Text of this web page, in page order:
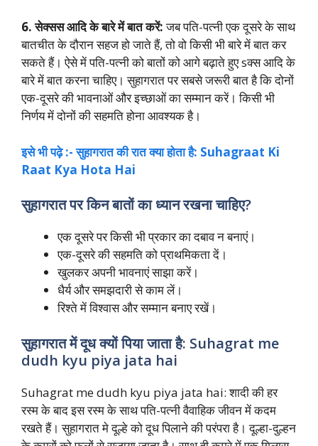
6. सेक्सस आदि के बारे में बात करें:जब पति-पत्नी एक दूसरे के साथ
बातचीत के दौरान सहज हो जाते हैं, तो वो किसी भी बारे में बात कर
सकते हैं। ऐसे में पति-पत्नी को बातों को आगे बढ़ाते हुए sक्स आदि के
बारे में बात करना चाहिए। सुहागरात पर सबसे जरूरी बात है कि दोनों
एक-दूसरे की भावनाओं और इच्छाओं का सम्मान करें। किसी भी
निर्णय में दोनों की सहमति होना आवश्यक है।
इसे भी पढ़े :- सुहागरात की रात क्या होता है: Suhagraat Ki
Raat Kya Hota Hai
सुहागरात पर किन बातों का ध्यान रखना चाहिए?
एक दूसरे पर किसी भी प्रकार का दबाव न बनाएं।
एक-दूसरे की सहमति को प्राथमिकता दें।
खुलकर अपनी भावनाएं साझा करें।
धैर्य और समझदारी से काम लें।
रिश्ते में विश्वास और सम्मान बनाए रखें।
सुहागरात में दूध क्यों पिया जाता है: Suhagrat me
dudh kyu piya jata hai
Suhagrat me dudh kyu piya jata hai: शादी की हर
रस्म के बाद इस रस्म के साथ पति-पत्नी वैवाहिक जीवन में कदम
रखते हैं। सुहागरात मे दूल्हे को दूध पिलाने की परंपरा है। दूल्हा-दुल्हन